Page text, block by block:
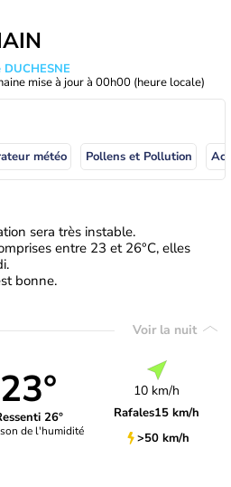
mise à jour à 00h00 (heure locale)
météo Pollens et Pollution
sera très instable.
entre 23 et 26°C, elles
bonne.
Voir la nuit
23°
26°
de l'humidité
10 km/h
Rafales15 km/h
>50 km/h